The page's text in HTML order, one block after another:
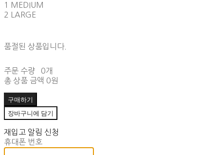
1 MEDIUM
2 LARGE
품절된 상품입니다.
주문 수량
0개
총 상품 금액 0원
구매하기
장바구니에 담기
재입고 알림 신청
휴대폰 번호